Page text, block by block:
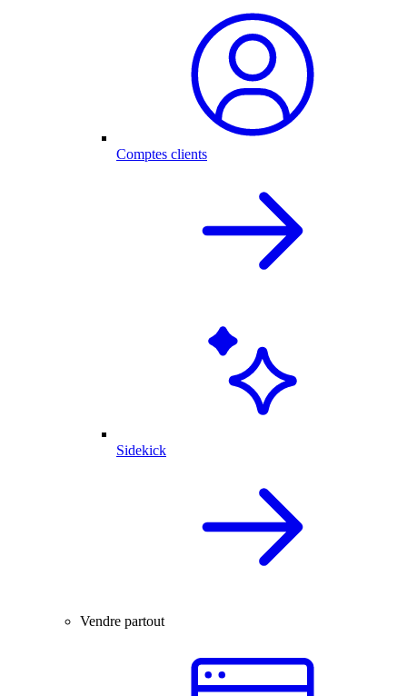
Comptes clients
Sidekick
Vendre partout